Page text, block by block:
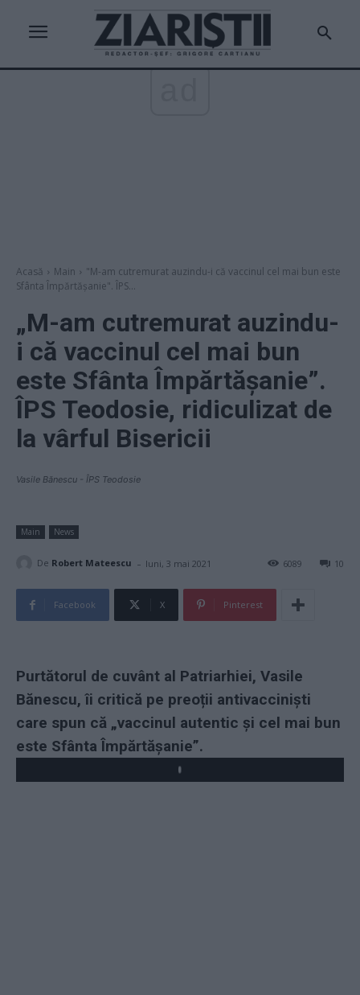
Acasă Main
"M-am cutremurat auzindu-i că vaccinul cel mai bun este
Sfânta Împărtășanie". ÎPS...
„M-am cutremurat auzindu-
i că vaccinul cel mai bun
este Sfânta Împărtășanie”.
ÎPS Teodosie, ridiculizat de
la vârful Bisericii
Vasile Bănescu - ÎPS Teodosie
Main News
De Robert Mateescu - luni, 3 mai 2021 10
6089
Facebook X Pinterest
Purtătorul de cuvânt al Patriarhiei, Vasile
Bănescu, îi critică pe preoții antivacciniști
care spun că „vaccinul autentic și cel mai bun
este Sfânta Împărtășanie”.
Play